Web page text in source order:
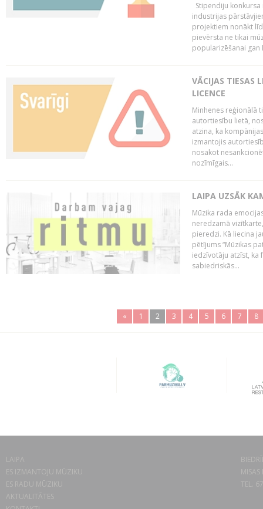
Stipendiju
industrijas
projektiem nonākt
pievērsta ne tikai
popularizēšanai gan
VĀCIJAS TIESAS
LICENCE
Minhenes reģionālā
autortiesību lietā,
atzina, ka
izmantojis
nosakot
nozīmīgais...
LAIPA UZSĀK
Mūzika rada
neredzamā
pieredzi. Kā liecina
pētījums “Mūzikas
iedzīvotāju atzīst, ka
sabiedriskās...
« 1 2 3 4 5 6 7 8
LAIPA
ES IZMANTOJU MŪZIKU
ES RADU MŪZIKU
AKTUALITĀTES
TEL.